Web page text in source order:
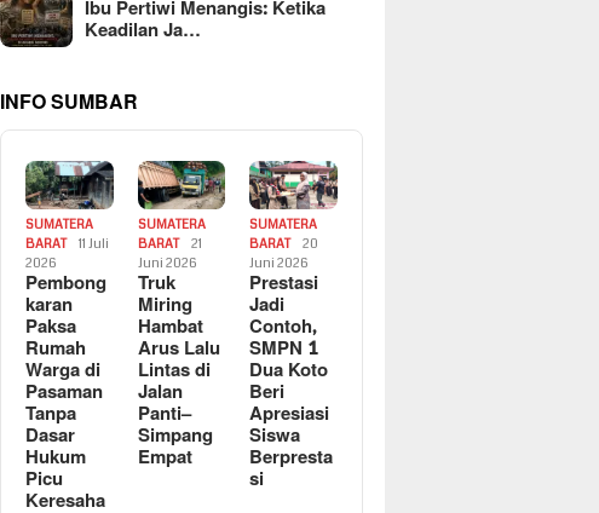
Ibu Pertiwi Menangis: Ketika
Keadilan Ja…
INFO SUMBAR
SUMATERA
BARAT
11 Juli
2026
Pembong
karan
Paksa
Rumah
Warga di
Pasaman
Tanpa
Dasar
Hukum
Picu
Keresaha
SUMATERA
BARAT
21
Juni 2026
Truk
Miring
Hambat
Arus Lalu
Lintas di
Jalan
Panti–
Simpang
Empat
SUMATERA
BARAT
20
Juni 2026
Prestasi
Jadi
Contoh,
SMPN 1
Dua Koto
Beri
Apresiasi
Siswa
Berpresta
si